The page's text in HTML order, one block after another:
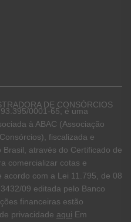
DE CONSÓRCIOS
0001-65, é uma
à ABAC (Associação
fiscalizada e
através do Certificado de
comercializar cotas e
com a Lei 11.795, de 08
09 editada pelo Banco
financeiras estão
privacidade aqui Em